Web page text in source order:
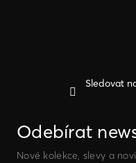
Sledovat
Odebírat
Nové kolekce, slevy a